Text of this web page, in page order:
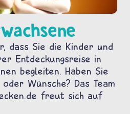
dass Sie die Kinder und
Entdeckungsreise in
begleiten. Haben Sie
Wünsche? Das Team
freut sich auf